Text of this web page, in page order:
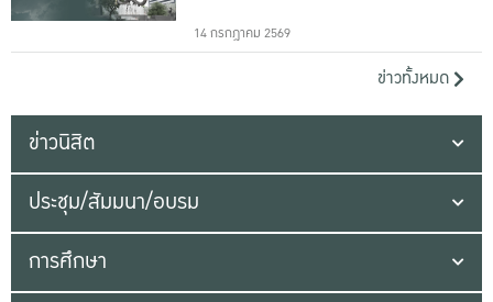
14 กรกฎาคม 2569
ข่าวทั้งหมด
ข่าวนิสิต
ประชุม/สัมมนา/อบรม
การศึกษา